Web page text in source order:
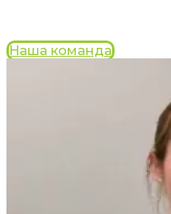
Наша команда